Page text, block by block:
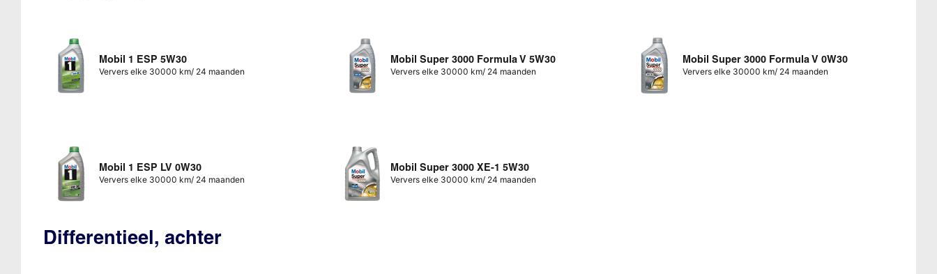
Mobil 1 ESP 5W30
Ververs elke 30000 km/ 24 maanden
Mobil Super 3000 Formula V 5W30
Ververs elke 30000 km/ 24 maanden
Mobil Super 3000 Formula V 0W30
Ververs elke 30000 km/ 24 maanden
Mobil 1 ESP LV 0W30
Ververs elke 30000 km/ 24 maanden
Mobil Super 3000 XE-1 5W30
Ververs elke 30000 km/ 24 maanden
Differentieel, achter